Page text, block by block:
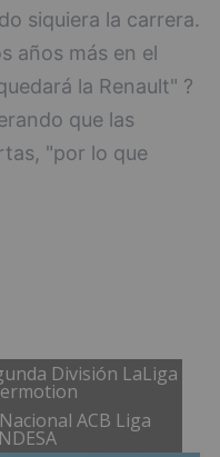
siquiera la carrera.
años más en el
la Renault" ?
que las
"por lo que
División LaLiga
ACB Liga